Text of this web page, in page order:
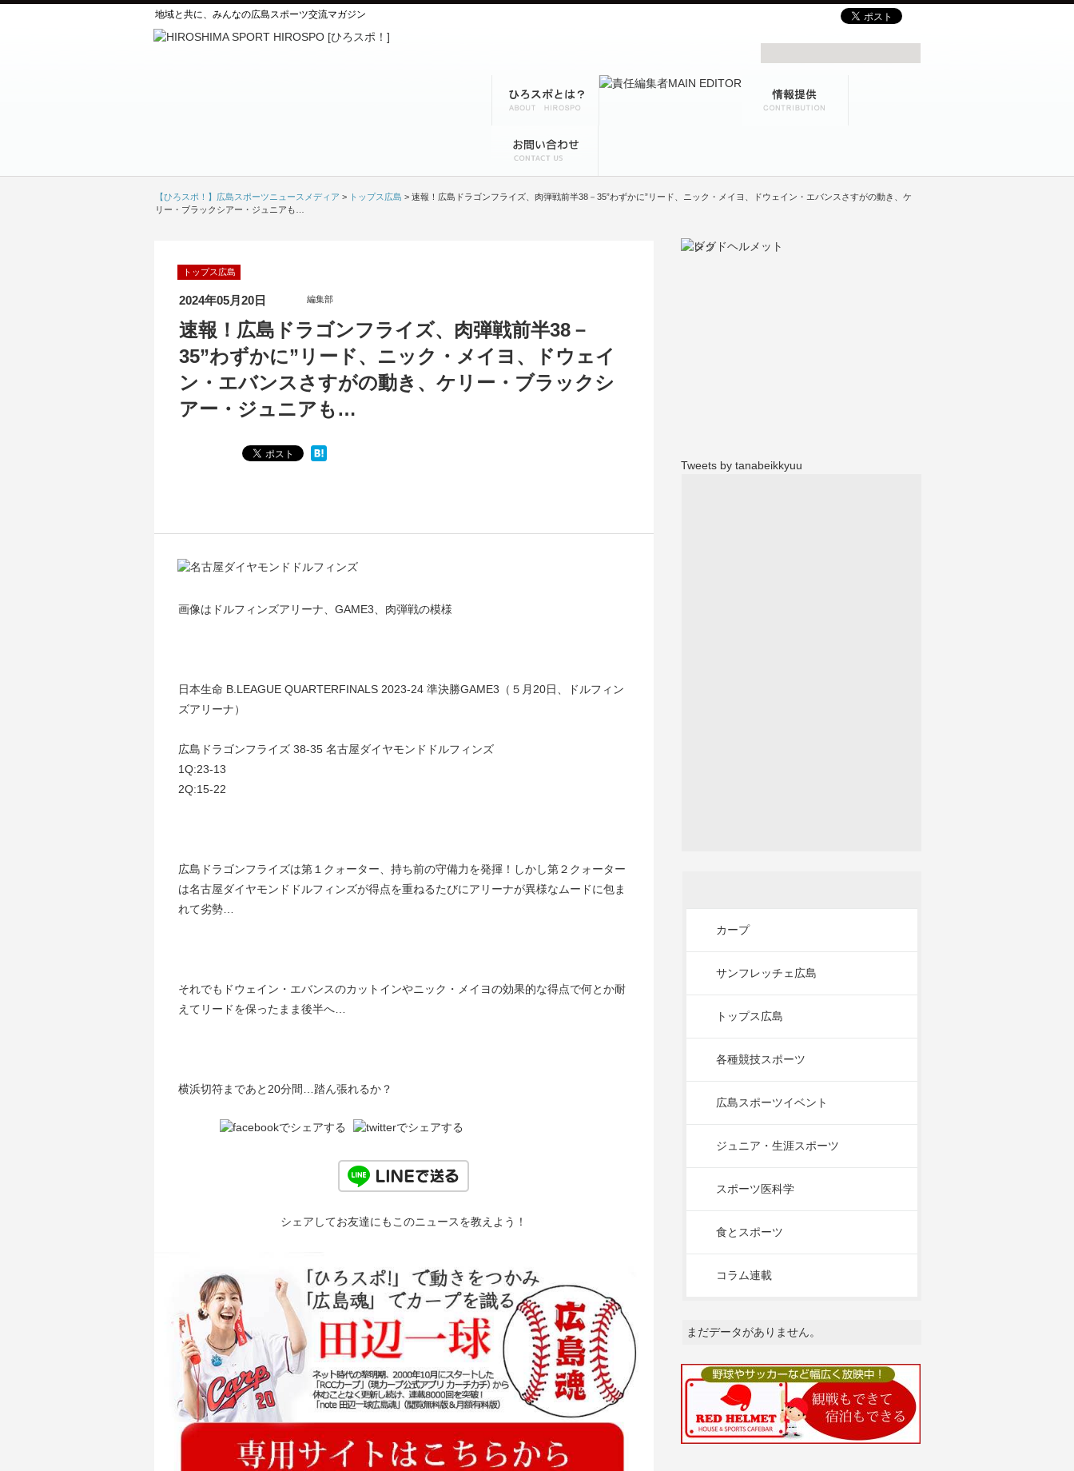
地域と共に、みんなの広島スポーツ交流マガジン
【ひろスポ！】広島スポーツニュースメディア > トップス広島 > 速報！広島ドラゴンフライズ、肉弾戦前半38－35”わずかに”リード、ニック・メイヨ、ドウェイン・エバンスさすがの動き、ケ
リー・ブラックシアー・ジュニアも…
トップス広島
2024年05月20日 編集部
速報！広島ドラゴンフライズ、肉弾戦前半38－
35”わずかに”リード、ニック・メイヨ、ドウェイ
ン・エバンスさすがの動き、ケリー・ブラックシ
アー・ジュニアも…
画像はドルフィンズアリーナ、GAME3、肉弾戦の模様
日本生命 B.LEAGUE QUARTERFINALS 2023-24 準決勝GAME3（５月20日、ドルフィン
ズアリーナ）
広島ドラゴンフライズ 38-35 名古屋ダイヤモンドドルフィンズ
1Q:23-13
2Q:15-22
広島ドラゴンフライズは第１クォーター、持ち前の守備力を発揮！しかし第２クォーター
は名古屋ダイヤモンドドルフィンズが得点を重ねるたびにアリーナが異様なムードに包ま
れて劣勢…
それでもドウェイン・エバンスのカットインやニック・メイヨの効果的な得点で何とか耐
えてリードを保ったまま後半へ…
横浜切符まであと20分間…踏ん張れるか？
シェアしてお友達にもこのニュースを教えよう！
Tweets by tanabeikkyuu
カープ
サンフレッチェ広島
トップス広島
各種競技スポーツ
広島スポーツイベント
ジュニア・生涯スポーツ
スポーツ医科学
食とスポーツ
コラム連載
まだデータがありません。